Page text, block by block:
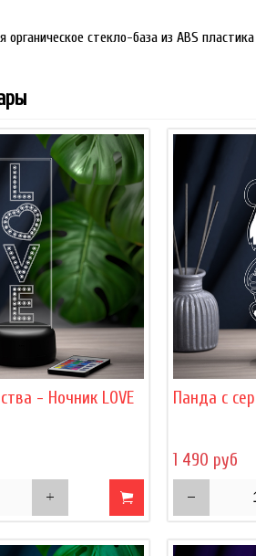
стекло-база из ABS пластика
- Ночник LOVE Панда с
1 490 руб